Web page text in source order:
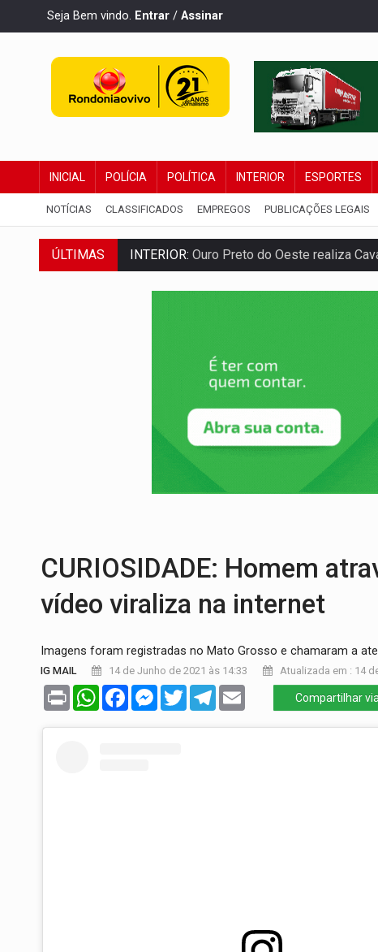
Seja Bem vindo. Entrar / Assinar
INICIAL POLÍCIA POLÍTICA INTERIOR ESPORTES
NOTÍCIAS CLASSIFICADOS EMPREGOS PUBLICAÇÕES LEGAIS
ÚLTIMAS
INTERIOR:Ouro Preto do Oeste realiza
DESENVOLVIMENTO:Ideb avança nos
CONVOCAÇÃO DAS
RO EMPREENDEDORA:2ª edição da feira
Contratação de novos
VÍDEO: Condutor de carro avança
'OS OLHOS DO BRASIL': Emanuel Neri
SOB INVESTIGAÇÃO:Dentista de PVH é
CURIOSIDADE: Homem
vídeo viraliza na internet
Imagens foram registradas no Mato Grosso e chamaram a
IG MAIL 14 de Junho de 2021 às 14:33 Atualizada em : 14
Print WhatsAppFacebookMessenger
TwitterTelegram Compartilhar via